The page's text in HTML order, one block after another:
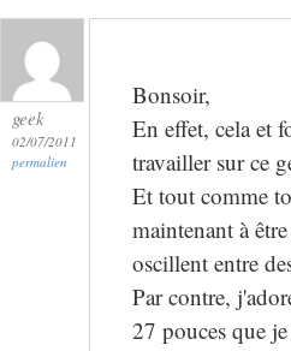
geek
02/07/2011
permalien
Bonsoir,
En effet, cela et
travailler sur ce
Et tout comme
maintenant à
oscillent entre
Par contre,
27 pouces que